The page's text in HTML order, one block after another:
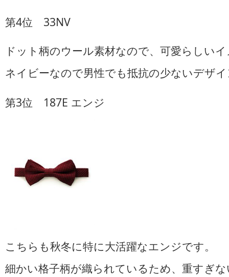
第4位 33NV
ドット柄のウール素材なので、可愛らしい
ネイビーなので男性でも抵抗の少ないデザ
第3位 187E エンジ
こちらも秋冬に特に大活躍なエンジです。
細かい格子柄が織られているため、重すぎ